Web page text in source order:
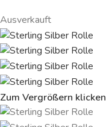
Ausverkauft
Zum Vergrößern klicken